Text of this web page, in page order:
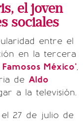
el joven
sociales
entre el
en la tercera
Famosos México',
de Aldo
a la televisión.
27 de julio de